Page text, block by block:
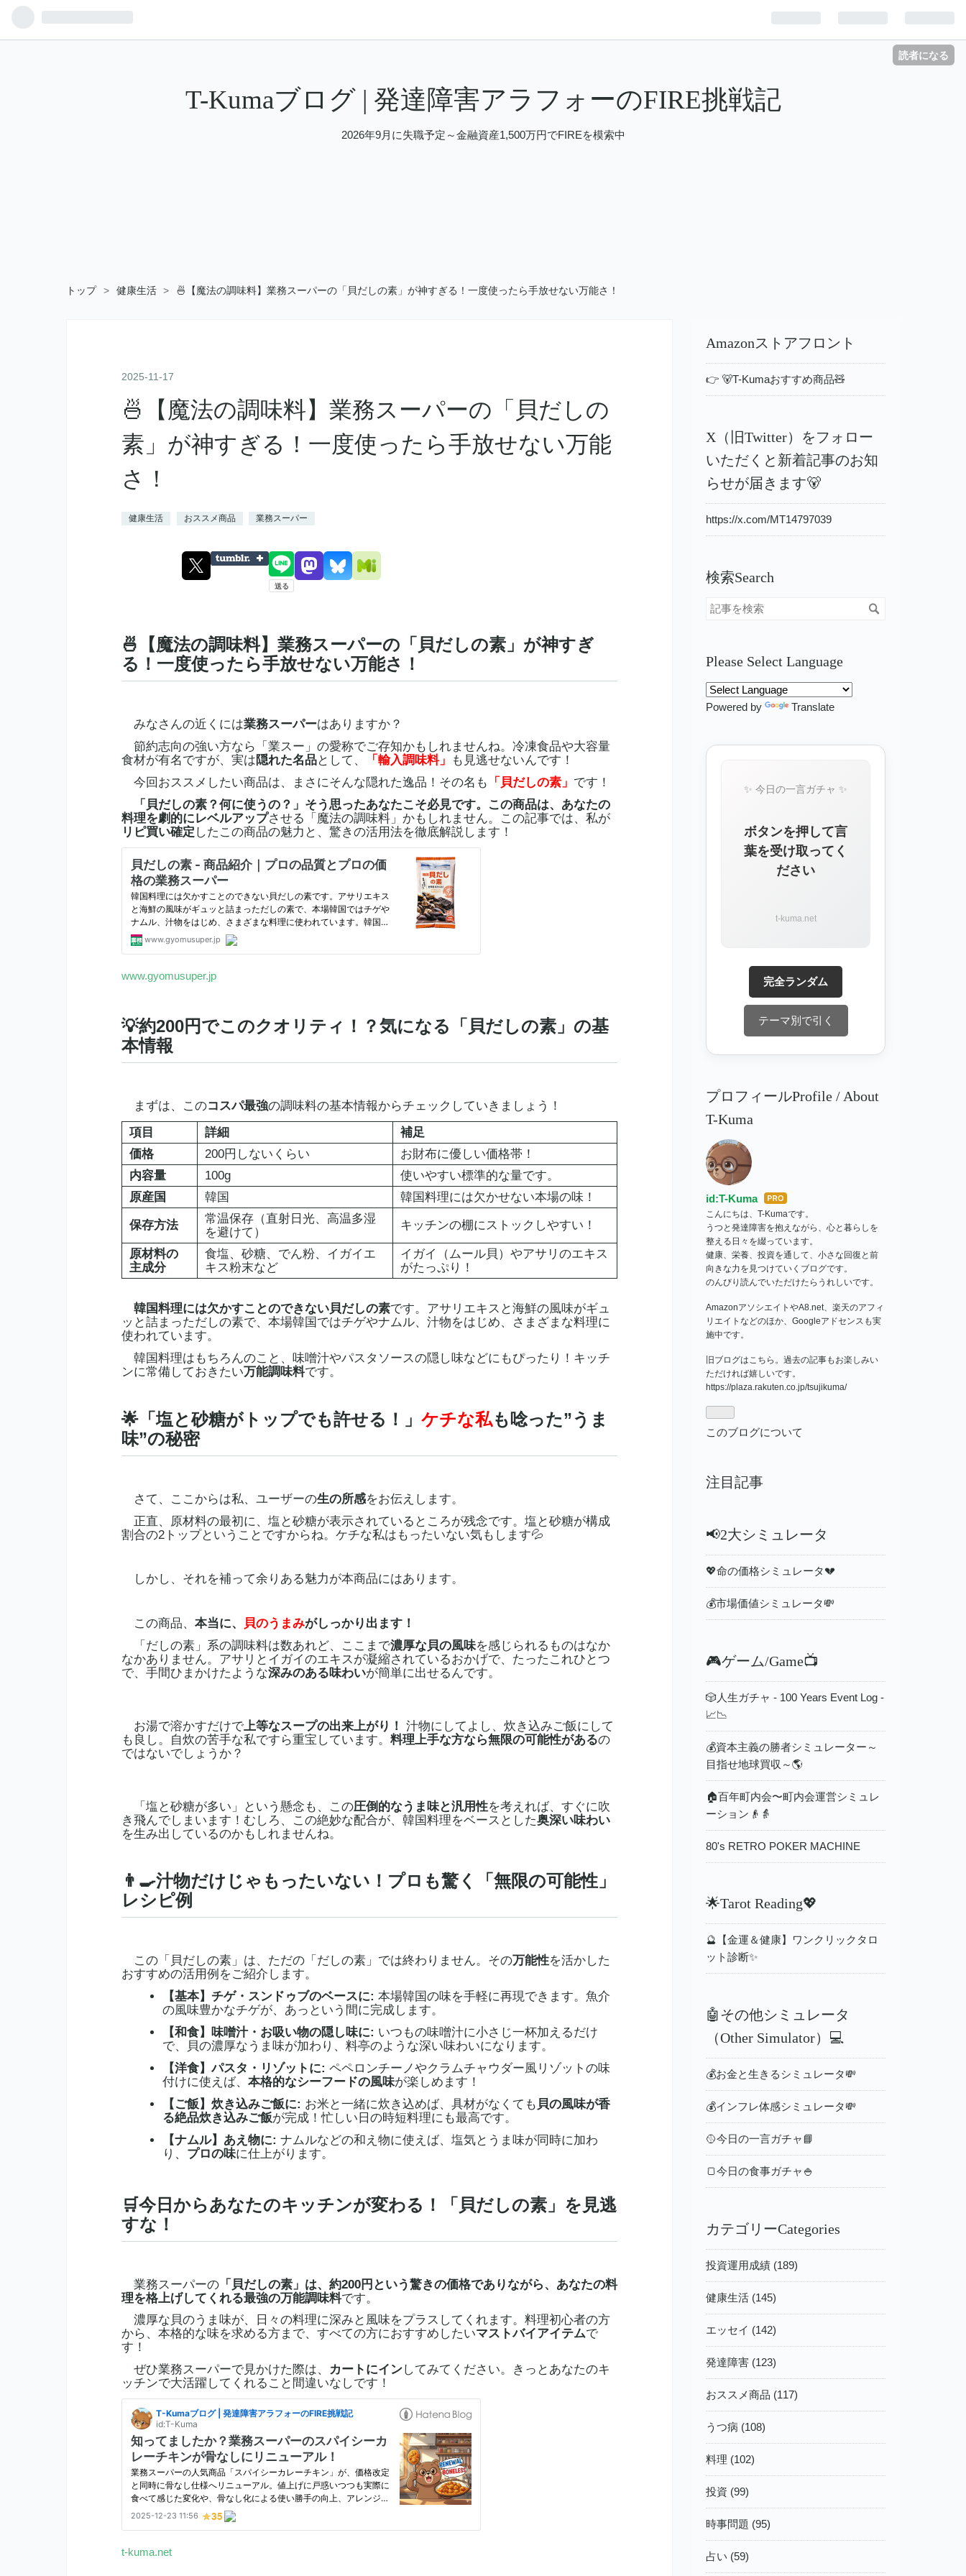
読者になる
T-Kumaブログ | 発達障害アラフォーのFIRE挑戦記
2026年9月に失職予定～金融資産1,500万円でFIREを模索中
トップ > 健康生活 > 🍜【魔法の調味料】業務スーパーの「貝だしの素」が神すぎる！一度使ったら手放せない万能さ！
2025-11-17
🍜【魔法の調味料】業務スーパーの「貝だしの
素」が神すぎる！一度使ったら手放せない万能
さ！
健康生活 おススメ商品 業務スーパー
🍜【魔法の調味料】業務スーパーの「貝だしの素」が神すぎ
る！一度使ったら手放せない万能さ！
みなさんの近くには業務スーパーはありますか？
節約志向の強い方なら「業スー」の愛称でご存知かもしれませんね。冷凍食品や大容量
食材が有名ですが、実は隠れた名品として、 「輸入調味料」
も見逃せないんです！
今回おススメしたい商品は、まさにそんな隠れた逸品！その名も
「貝だしの素」 です！
「貝だしの素？何に使うの？」 そう思ったあなたこそ必見です。この商品は、あなたの
料理を劇的にレベルアップさせる「魔法の調味料」かもしれません。この記事では、私が
リピ買い確定 したこの商品の魅力と、驚きの活用法を徹底解説します！
www.gyomusuper.jp
💡約200円でこのクオリティ！？気になる「貝だしの素」の基
本情報
まずは、このコスパ最強の調味料の基本情報からチェックしていきましょう！
項目
詳細
補足
価格
200円しないくらい
お財布に優しい価格帯！
内容量
100g
使いやすい標準的な量です。
原産国
韓国 韓国料理には欠かせない本場の味！
保存方法
常温保存（直射日光、高温多湿
を避けて）
キッチンの棚にストックしやすい！
原材料の
主成分
食塩、砂糖、でん粉、イガイエ
キス粉末など
イガイ（ムール貝）やアサリのエキス
がたっぷり！
韓国料理には欠かすことのできない貝だしの素です。アサリエキスと海鮮の風味がギュ
ッと詰まっただしの素で、本場韓国ではチゲやナムル、汁物をはじめ、さまざまな料理に
使われています。
韓国料理はもちろんのこと、味噌汁やパスタソースの隠し味などにもぴったり！キッチ
ンに常備しておきたい万能調味料です。
🌟「塩と砂糖がトップでも許せる！」 ケチな私も唸った”うま
味”の秘密
さて、ここからは私、ユーザーの生の所感をお伝えします。
正直、原材料の最初に、塩と砂糖が表示されているところが残念です。塩と砂糖が構成
割合の2トップということですからね。ケチな私はもったいない気もします💦
しかし、それを補って余りある魅力が本商品にはあります。
この商品、 本当に、 貝のうまみがしっかり出ます！
「だしの素」系の調味料は数あれど、ここまで濃厚な貝の風味を感じられるものはなか
なかありません。アサリとイガイのエキスが凝縮されているおかげで、たったこれひとつ
で、手間ひまかけたような深みのある味わいが簡単に出せるんです。
お湯で溶かすだけで上等なスープの出来上がり！
汁物にしてよし、炊き込みご飯にして
も良し。自炊の苦手な私ですら重宝しています。 料理上手な方なら無限の可能性があるの
ではないでしょうか？
「塩と砂糖が多い」という懸念も、この圧倒的なうま味と汎用性を考えれば、すぐに吹
き飛んでしまいます！むしろ、この絶妙な配合が、韓国料理をベースとした奥深い味わい
を生み出しているのかもしれませんね。
👨‍🍳汁物だけじゃもったいない！プロも驚く「無限の可能性」
レシピ例
この「貝だしの素」は、ただの「だしの素」では終わりません。その万能性を活かした
おすすめの活用例をご紹介します。
【基本】チゲ・スンドゥブのベースに: 本場韓国の味を手軽に再現できます。魚介
の風味豊かなチゲが、あっという間に完成します。
【和食】味噌汁・お吸い物の隠し味に: いつもの味噌汁に小さじ一杯加えるだけ
で、貝の濃厚なうま味が加わり、料亭のような深い味わいになります。
【洋食】パスタ・リゾットに: ペペロンチーノやクラムチャウダー風リゾットの味
付けに使えば、本格的なシーフードの風味が楽しめます！
【ご飯】炊き込みご飯に: お米と一緒に炊き込めば、具材がなくても 貝の風味が香
る絶品炊き込みご飯が完成！忙しい日の時短料理にも最高です。
【ナムル】あえ物に: ナムルなどの和え物に使えば、塩気とうま味が同時に加わ
り、 プロの味に仕上がります。
🛒今日からあなたのキッチンが変わる！「貝だしの素」を見逃
すな！
業務スーパーの「貝だしの素」は、約200円という驚きの価格でありながら、あなたの料
理を格上げしてくれる最強の万能調味料です。
濃厚な貝のうま味が、日々の料理に深みと風味をプラスしてくれます。料理初心者の方
から、本格的な味を求める方まで、すべての方におすすめしたいマストバイアイテムで
す！
ぜひ業務スーパーで見かけた際は、
カートにインしてみてください。きっとあなたのキ
ッチンで大活躍してくれること間違いなしです！
t-kuma.net
Amazonストアフロント
👉 🐻T-Kumaおすすめ商品🧸
X（旧Twitter）をフォロー
いただくと新着記事のお知
らせが届きます🐻
https://x.com/MT14797039
検索Search
Please Select Language
Powered by Translate
✨ 今日の一言ガチャ ✨
ボタンを押して言
葉を受け取ってく
ださい
t-kuma.net
完全ランダム
テーマ別で引く
プロフィールProfile / About
T-Kuma
id:T-Kuma はて
なブ
ログ
Pro
こんにちは、T-Kumaです。
うつと発達障害を抱えながら、心と暮らしを
整える日々を綴っています。
健康、栄養、投資を通して、小さな回復と前
向きな力を見つけていくブログです。
のんびり読んでいただけたらうれしいです。
AmazonアソシエイトやA8.net、楽天のアフィ
リエイトなどのほか、Googleアドセンスも実
施中です。
旧ブログはこちら。過去の記事もお楽しみい
ただければ嬉しいです。
https://plaza.rakuten.co.jp/tsujikuma/
このブログについて
注目記事
📢2大シミュレータ
💖命の価格シミュレータ💔
💰市場価値シミュレータ💸
🎮ゲーム/Game📺
🎲人生ガチャ - 100 Years Event Log -
📈📉
💰資本主義の勝者シミュレーター～
目指せ地球買収～🌎
🏠百年町内会〜町内会運営シミュレ
ーション👴👵
80's RETRO POKER MACHINE
🌟Tarot Reading💖
🔮【金運＆健康】ワンクリックタロ
ット診断✨
🤖その他シミュレータ
（Other Simulator）💻
💰お金と生きるシミュレータ💸
💰インフレ体感シミュレータ💸
🥎今日の一言ガチャ📘
🍞今日の食事ガチャ🍚
カテゴリーCategories
投資運用成績 (189)
健康生活 (145)
エッセイ (142)
発達障害 (123)
おススメ商品 (117)
うつ病 (108)
料理 (102)
投資 (99)
時事問題 (95)
占い (59)